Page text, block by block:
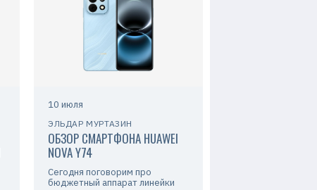
10 июля
ЭЛЬДАР МУРТАЗИН
ОБЗОР СМАРТФОНА HUAWEI
NOVA Y74
Сегодня поговорим про
бюджетный аппарат линейки